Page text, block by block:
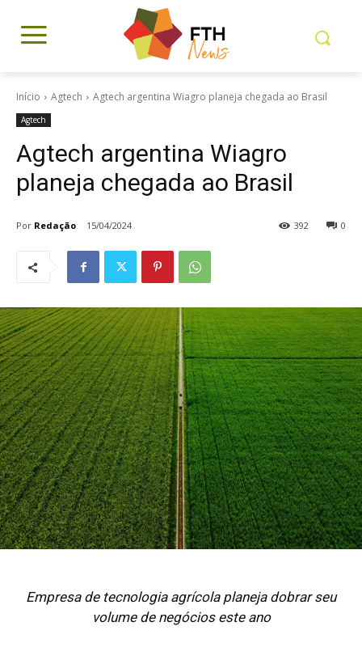
Início Agtech Agtech argentina Wiagro planeja chegada ao Brasil
Agtech
Agtech argentina Wiagro
planeja chegada ao Brasil
Por Redação 15/04/2024 0
392
Empresa de tecnologia agrícola planeja dobrar seu
volume de negócios este ano